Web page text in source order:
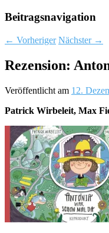
Beitragsnavigation
← Vorheriger Nächster →
Rezension:
Veröffentlicht am 12.
Patrick Wirbeleit, Max